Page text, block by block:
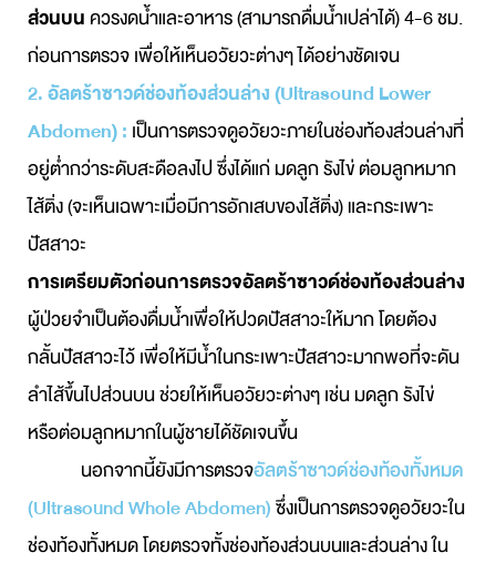
ส่วนบน ควรงดน้ำและอาหาร (สามารถดื่มน้ำเปล่าได้) 4-6 ชม.
ก่อนการตรวจ เพื่อให้เห็นอวัยวะต่างๆ ได้อย่างชัดเจน
2.อัลตร้าซาวด์ช่องท้องส่วนล่าง (Ultrasound Lower
Abdomen) : เป็นการตรวจดูอวัยวะภายในช่องท้องส่วนล่างที่
อยู่ต่ำกว่าระดับสะดือลงไป ซึ่งได้แก่ มดลูก รังไข่ ต่อมลูกหมาก
ไส้ติ่ง (จะเห็นเฉพาะเมื่อมีการอักเสบของไส้ติ่ง) และกระเพาะ
ปัสสาวะ
การเตรียมตัวก่อนการตรวจอัลตร้าซาวด์ช่องท้องส่วนล่าง
ผู้ป่วยจำเป็นต้องดื่มน้ำเพื่อให้ปวดปัสสาวะให้มาก โดยต้อง
กลั้นปัสสาวะไว้ เพื่อให้มีน้ำในกระเพาะปัสสาวะมากพอที่จะดัน
ลำไส้ขึ้นไปส่วนบน ช่วยให้เห็นอวัยวะต่างๆ เช่น มดลูก รังไข่
หรือต่อมลูกหมากในผู้ชายได้ชัดเจนขึ้น
นอกจากนี้ยังมีการตรวจอัลตร้าซาวด์ช่องท้องทั้งหมด
(Ultrasound Whole Abdomen)ซึ่งเป็นการตรวจดูอวัยวะใน
ช่องท้องทั้งหมด โดยตรวจทั้งช่องท้องส่วนบนและส่วนล่าง ใน